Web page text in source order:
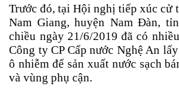
Trước đó, tại Hội nghị tiếp xúc cử
Nam Giang, huyện Nam Đàn,
chiều ngày 21/6/2019 đã có
Công ty CP Cấp nước Nghệ An
ô nhiễm để sản xuất nước sạch
và vùng phụ cận.